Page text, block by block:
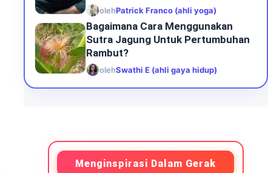
olehPatrick Franco (ahli yoga)
Bagaimana Cara Menggunakan
Sutra Jagung Untuk Pertumbuhan
Rambut?
olehSwathi E (ahli gaya hidup)
Menginspirasi Dalam Gerak